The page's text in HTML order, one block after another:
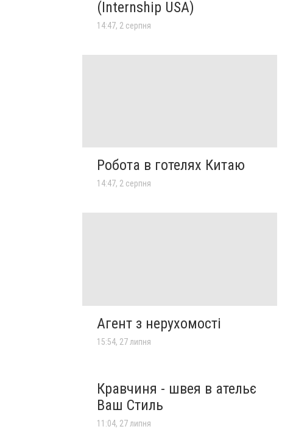
(Internship USA)
14:47, 2 серпня
Робота в готелях Китаю
14:47, 2 серпня
Агент з нерухомості
15:54, 27 липня
Кравчиня - швея в ательє
Ваш Стиль
11:04, 27 липня